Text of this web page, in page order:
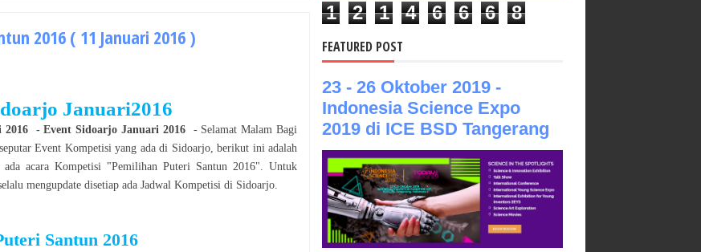
2016 ( 11 Januari 2016 )
Januari2016
2016 - EventSidoarjo Januari 2016 - SelamatMalam Bagi
Event Kompetisi yang ada di Sidoarjo, berikut ini adalah
acara Kompetisi "Pemilihan Puteri Santun 2016". Untuk
mengupdate disetiap ada Jadwal Kompetisi di Sidoarjo
Santun 2016
1 2 1 4 6 6 6 8
FEATURED POST
23 - 26 Oktober 2019 -
Indonesia Science Expo
2019 di ICE BSD Tangerang